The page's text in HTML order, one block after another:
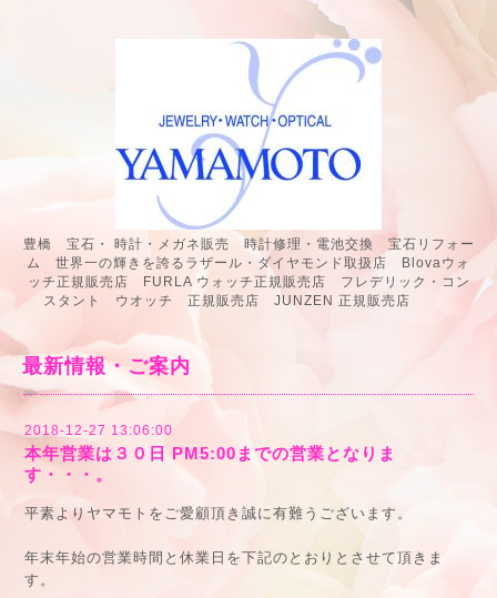
豊橋 宝石・ 時計・メガネ販売 時計修理・電池交換 宝石リフォー
ム 世界一の輝きを誇るラザール・ダイヤモンド取扱店 Blovaウォ
ッチ正規販売店 FURLA ウォッチ正規販売店 フレデリック・コン
スタント ウオッチ 正規販売店 JUNZEN 正規販売店
最新情報・ご案内
2018-12-27 13:06:00
本年営業は３０日 PM5:00までの営業となりま
す・・・。
平素よりヤマモトをご愛顧頂き誠に有難うございます。
年末年始の営業時間と休業日を下記のとおりとさせて頂きま
す。